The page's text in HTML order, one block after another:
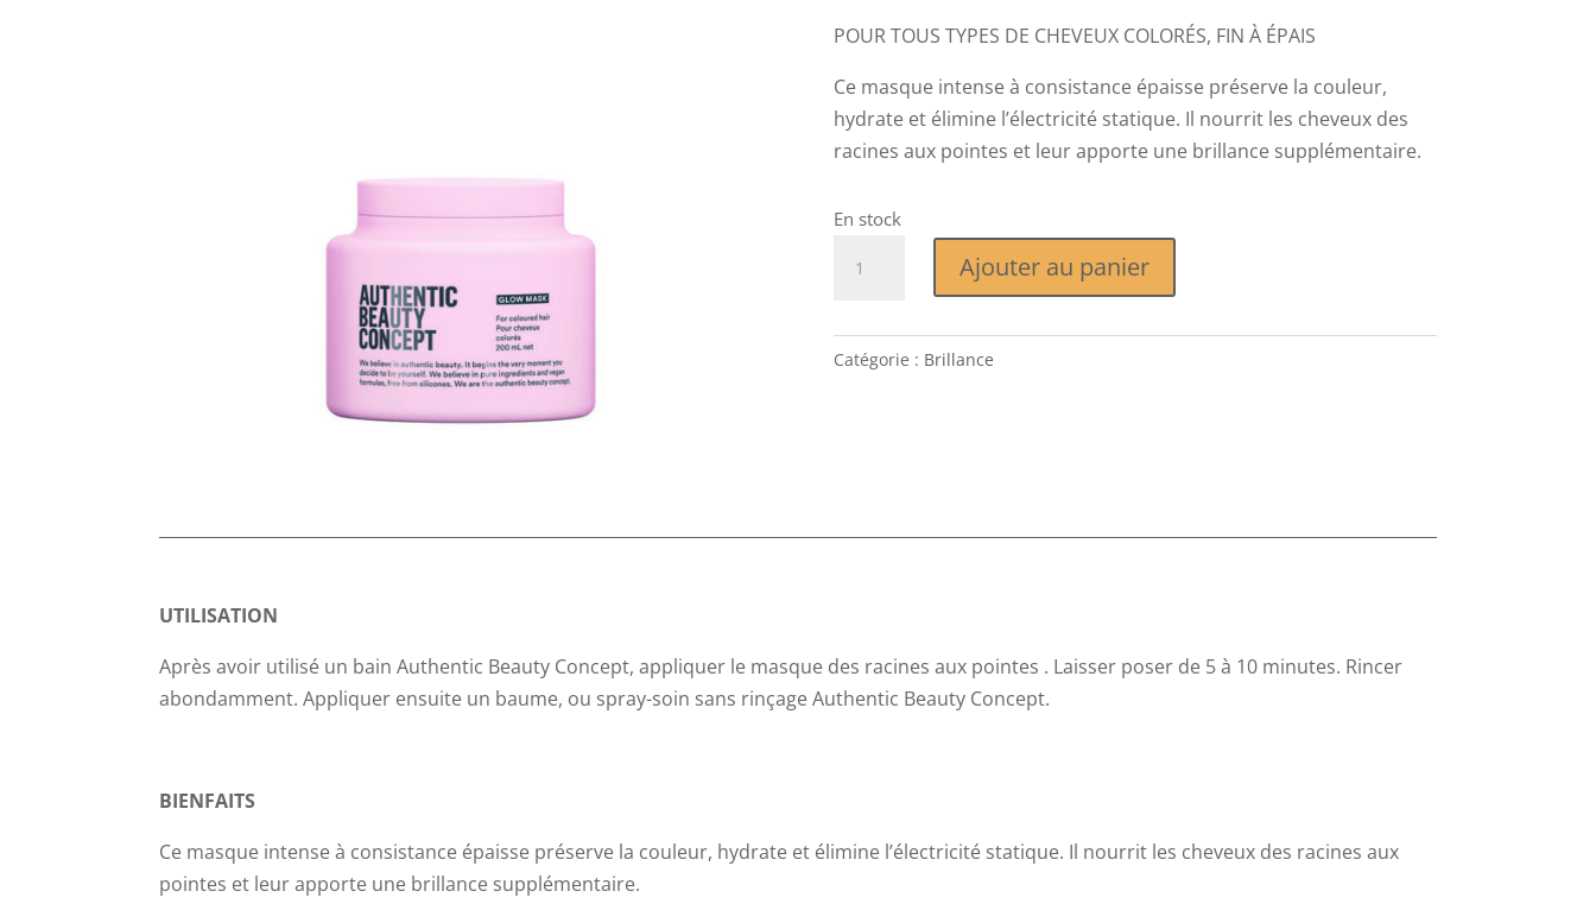
POUR TOUS TYPES DE CHEVEUX COLORÉS, FIN À ÉPAIS
Ce masque intense à consistance épaisse préserve la couleur,
hydrate et élimine l’électricité statique. Il nourrit les cheveux des
racines aux pointes et leur apporte une brillance supplémentaire.
En stock
BRILLANCE
200ml
Ajouter au panier
Catégorie : Brillance
UTILISATION
Après avoir utilisé un bain Authentic Beauty Concept, appliquer le masque des racines aux pointes . Laisser poser de 5 à 10 minutes. Rincer
abondamment. Appliquer ensuite un baume, ou spray-soin sans rinçage Authentic Beauty Concept.
BIENFAITS
Ce masque intense à consistance épaisse préserve la couleur, hydrate et élimine l’électricité statique. Il nourrit les cheveux des racines aux
pointes et leur apporte une brillance supplémentaire.